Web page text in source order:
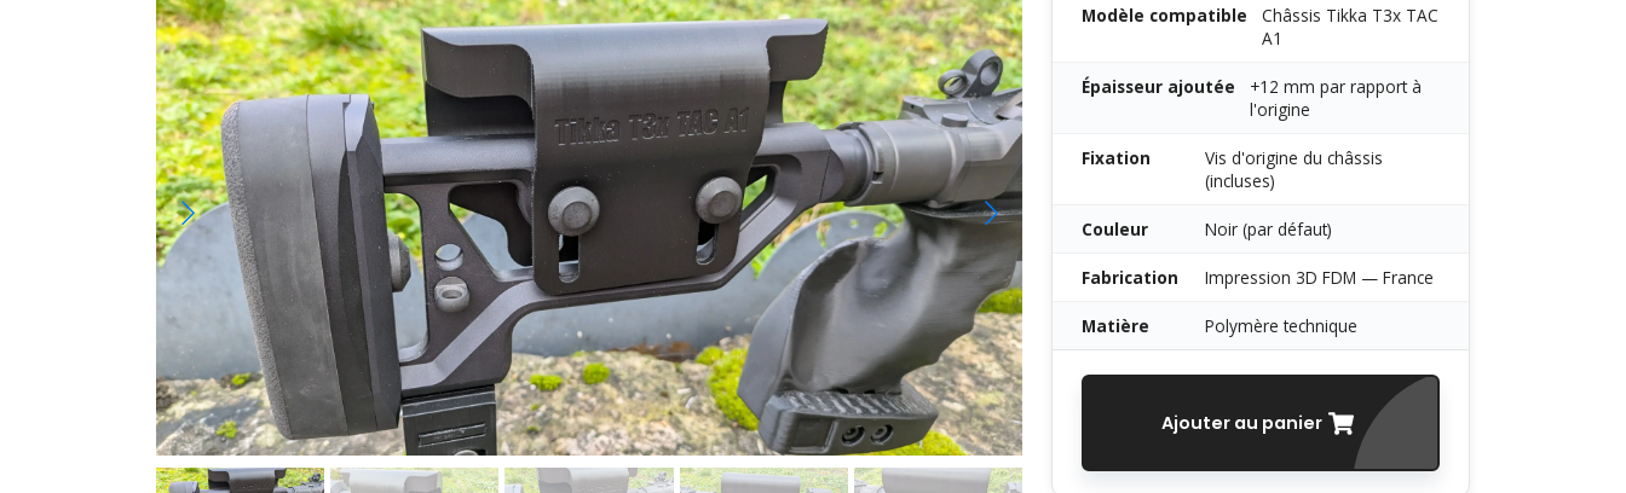
Sous-traitance rétro-
Modèle compatible
Châssis Tikka T3x TAC
A1
Épaisseur ajoutée
+12 mm par rapport à
l'origine
Fixation
Vis d'origine du châssis
(incluses)
Couleur Noir (par défaut)
Fabrication Impression 3D FDM — France
Matière Polymère technique
Ajouter au panier